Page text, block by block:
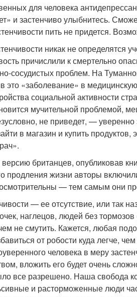
для человека
и застенчиво улыбнитесь.
пить не придется.
никак не определятся
причислили к смертельно
сосудистых проблем. На
это «заболевание» в
социальной активности
мучительной
не приведет, —
в магазин и купить продуктов,
британцев, опубликовав
продления жизни авторы
— тем самым они
— ее отсутствие, или так
наглецов, людей без
не смутить. Кажется, любая
от робости куда легче,
человека в меру
вложить его будет очень
все разрешено. Наша свобода
и расторможенные люди